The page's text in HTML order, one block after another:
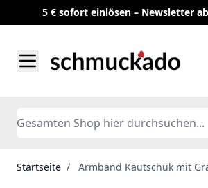
5 € sofort einlösen – Newsletter
Search
Startseite / Armband Kautschuk mit